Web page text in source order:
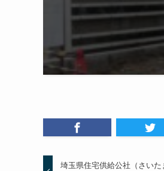
埼玉県住宅供給公社（さい